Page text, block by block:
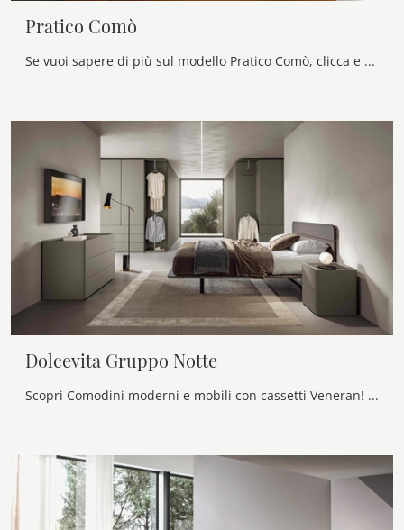
Pratico Comò
Se vuoi sapere di più sul modello Pratico Comò, clicca e scopri i Comodini e comò Veneran ideali per la tua zona notte.
Dolcevita Gruppo Notte
Scopri Comodini moderni e mobili con cassetti Veneran! Il modello Dolcevita Gruppo Notte costruito in laccato opaco è il miglior acquisto.